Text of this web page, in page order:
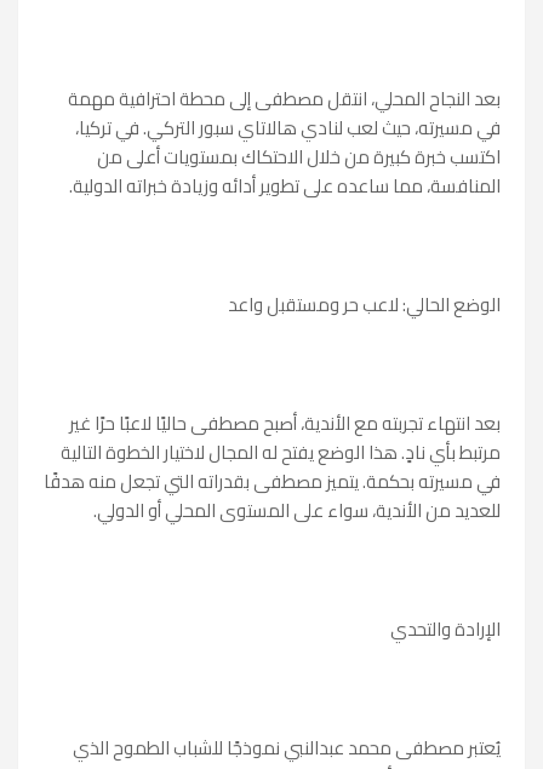
بعد النجاح المحلي، انتقل مصطفى إلى محطة احترافية مهمة
في مسيرته، حيث لعب لنادي هالاتاي سبور التركي. في تركيا،
اكتسب خبرة كبيرة من خلال الاحتكاك بمستويات أعلى من
المنافسة، مما ساعده على تطوير أدائه وزيادة خبراته الدولية.
الوضع الحالي: لاعب حر ومستقبل واعد
بعد انتهاء تجربته مع الأندية، أصبح مصطفى حاليًا لاعبًا حرًا غير
مرتبط بأي نادٍ. هذا الوضع يفتح له المجال لاختيار الخطوة التالية
في مسيرته بحكمة. يتميز مصطفى بقدراته التي تجعل منه هدفًا
للعديد من الأندية، سواء على المستوى المحلي أو الدولي.
الإرادة والتحدي
يُعتبر مصطفى محمد عبدالنبي نموذجًا للشباب الطموح الذي